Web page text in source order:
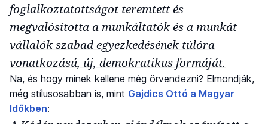
foglalkoztatottságot teremtett és
megvalósította a munkáltatók és a munkát
vállalók szabad egyezkedésének túlóra
vonatkozású, új, demokratikus formáját.
Na, és hogy minek kellene még örvendezni? Elmondják,
még stílusosabban is, mint Gajdics Ottó a Magyar
Időkben: